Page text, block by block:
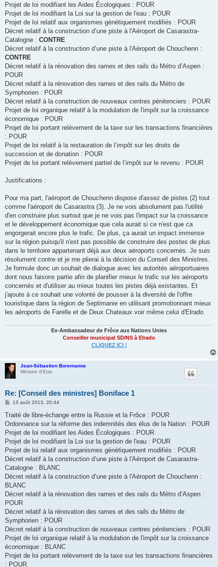
Projet de loi modifiant les Aides Écologiques : POUR
Projet de loi modifiant la Loi sur la gestion de l'eau : POUR
Projet de loi relatif aux organismes génétiquement modifiés : POUR
Décret relatif à la construction d’une piste à l'Aéroport de Casarastra-
Catalogne : CONTRE
Décret relatif à la construction d’une piste à l'Aéroport de Chouchenn :
CONTRE
Décret relatif à la rénovation des rames et des rails du Métro d’Aspen :
POUR
Décret relatif à la rénovation des rames et des rails du Métro de
Symphorien : POUR
Décret relatif à la construction de nouveaux centres pénitenciers : POUR
Projet de loi organique relatif à la modulation de l'impôt sur la croissance
économique : POUR
Projet de loi portant relèvement de la taxe sur les transactions financières
: POUR
Projet de loi relatif à la restauration de l’impôt sur les droits de
succession et de donation : POUR
Projet de loi portant relèvement partiel de l’impôt sur le revenu : POUR
Justifications :
Pour ma part, l'aéroport de Chouchenn dispose d'assez de pistes (2) tout
comme l'aéroport de Casarastra (3). Je ne vois absolument pas l'utilité
d'en construire plus surtout que je ne vois pas l'impact sur la croissance
et le développement économique que cela aurait si ce n'est que ca
engorgerait encore plus le trafic. De plus, ça aurait un impact immense
sur la région puisqu'il n'est pas possible de construire des postes de plus
dans le territoire appartenant déjà aux deux aéroports concernés. Je suis
résolument contre et je me plierai à la décision du Conseil des Ministres.
Je formule donc un souhait de dialogue avec les autorités aéroportuaires
dont nous faisons partie afin de planifier mieux le trafic sur les aéroports
concernés et d'utiliser au mieux toutes les pistes déjà existantes. Et
j'ajoute à ce souhait une volonté de pousser à la diversité de l'offre
touristique dans la région de Septimanie en utilisant promotionnant mieux
les aéroports de Farelle et de Deux Chateaux voir même celui d'Elrado.
Ex-Ambassadeur de Frôce aux Nations Unies
Conseiller municipal SD/NS à Elrado
CLIQUEZ ICI !
Jean-Sébastien Boremanne
Ministre d'Etat
Re: [Conseil des ministres] Boniface 1
M
s
a
g
13 août 2013, 20:44
Traité de libre-échange entre la Russie et la Frôce : POUR
Ordonnance sur la réforme des indemnités des élus de la Nation : POUR
Projet de loi modifiant les Aides Écologiques : POUR
Projet de loi modifiant la Loi sur la gestion de l'eau : POUR
Projet de loi relatif aux organismes génétiquement modifiés : POUR
Décret relatif à la construction d’une piste à l'Aéroport de Casarastra-
Catalogne : BLANC
Décret relatif à la construction d’une piste à l'Aéroport de Chouchenn :
BLANC
Décret relatif à la rénovation des rames et des rails du Métro d’Aspen :
POUR
Décret relatif à la rénovation des rames et des rails du Métro de
Symphorien : POUR
Décret relatif à la construction de nouveaux centres pénitenciers : POUR
Projet de loi organique relatif à la modulation de l'impôt sur la croissance
économique : BLANC
Projet de loi portant relèvement de la taxe sur les transactions financières
: POUR